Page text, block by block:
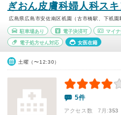
ぎおん皮膚科婦人科ス
広島県広島市安佐南区祇園（古市橋駅、下祇園
駐車場あり 電子決済可 マイ
電子処方せん対応 女医在籍
土曜（〜12:30）
5件
アクセス数 7月:353